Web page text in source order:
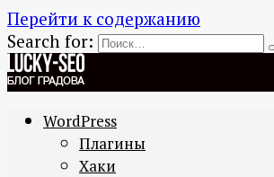
Перейти к содержанию
Search for:
WordPress
Плагины
Хаки